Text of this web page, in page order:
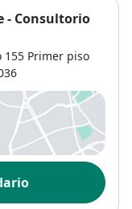
- Consultorio
155 Primer piso
una nueva